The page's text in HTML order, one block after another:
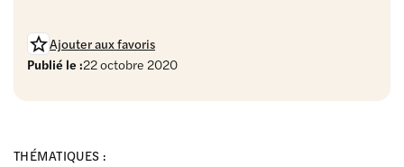
Ajouter aux favoris
Publié le :22 octobre 2020
THÉMATIQUES :